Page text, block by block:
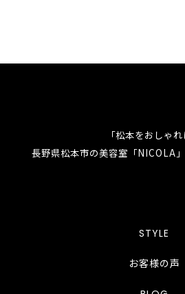
「松本をおしゃれ
長野県松本市の美容室「NICOLA
STYLE
お客様の声